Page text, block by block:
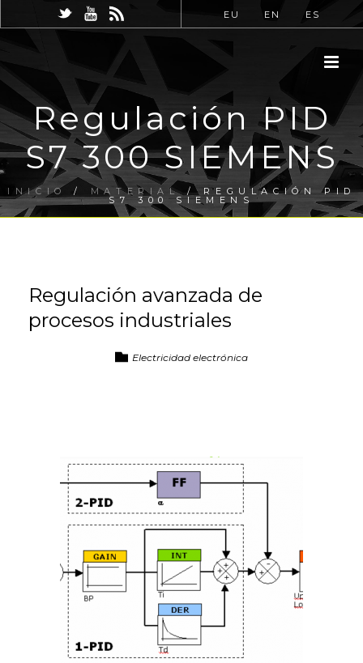
EU EN ES
Regulación PID
S7 300 SIEMENS
INICIO / MATERIAL/ REGULACIÓN PID
S7 300 SIEMENS
Regulación avanzada de
procesos industriales
Electricidad electrónica